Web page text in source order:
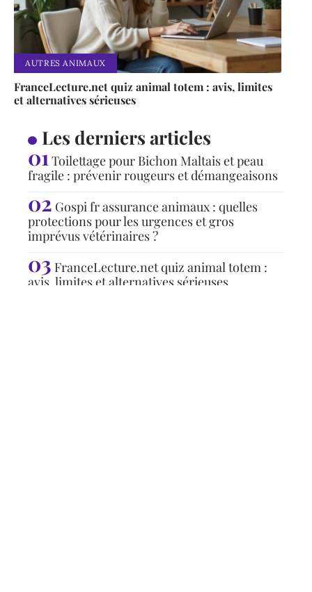
AUTRES ANIMAUX
FranceLecture.net quiz animal totem : avis, limites
et alternatives sérieuses
Les derniers articles
Toilettage pour Bichon Maltais et peau
fragile : prévenir rougeurs et démangeaisons
Gospi fr assurance animaux : quelles
protections pour les urgences et gros
imprévus vétérinaires ?
FranceLecture.net quiz animal totem :
avis, limites et alternatives sérieuses